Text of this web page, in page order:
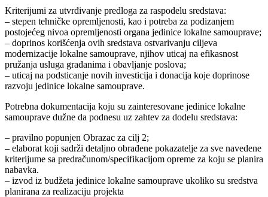
Kriterijumi za utvrđivanje predloga za raspodelu sredstava:
– stepen tehničke opremljenosti, kao i potreba za podizanjem
postojećeg nivoa opremljenosti organa jedinice lokalne samouprave;
– doprinos korišćenja ovih sredstava ostvarivanju ciljeva
modernizacije lokalne samouprave, njihov uticaj na efikasnost
pružanja usluga građanima i obavljanje poslova;
– uticaj na podsticanje novih investicija i donacija koje doprinose
razvoju jedinice lokalne samouprave.
Potrebna dokumentacija koju su zainteresovane jedinice lokalne
samouprave dužne da podnesu uz zahtev za dodelu sredstava:
– pravilno popunjen Obrazac za cilj 2;
– elaborat koji sadrži detaljno obrađene pokazatelje za sve navedene
kriterijume sa predračunom/specifikacijom opreme za koju se planira
nabavka.
– izvod iz budžeta jedinice lokalne samouprave ukoliko su sredstva
planirana za realizaciju projekta